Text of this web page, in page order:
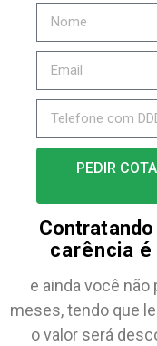
PEDIR
Contratando
carência é
e ainda você
meses, tendo que
o valor será